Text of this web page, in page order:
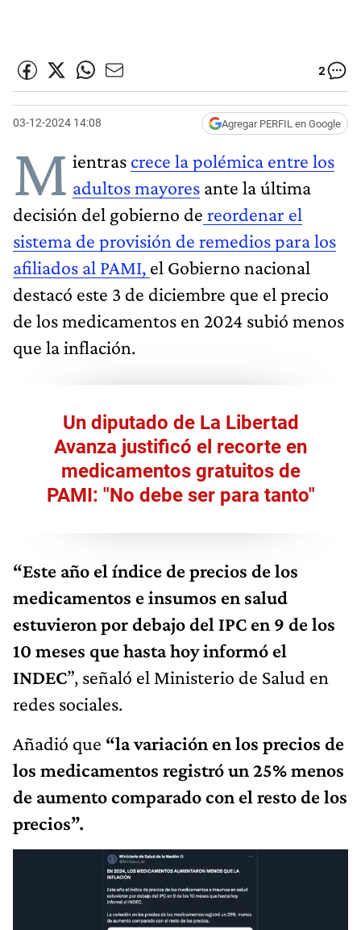
2
03-12-2024 14:08 Agregar PERFIL en Google
M ientras crece la polémica entre los
adultos mayores ante la última
decisión del gobierno de reordenar el
sistema de provisión de remedios para los
afiliados al PAMI, el Gobierno nacional
destacó este 3 de diciembre que el precio
de los medicamentos en 2024 subió menos
que la inflación.
Un diputado de La Libertad
Avanza justificó el recorte en
medicamentos gratuitos de
PAMI: "No debe ser para tanto"
“Este año el índice de precios de los
medicamentos e insumos en salud
estuvieron por debajo del IPC en 9 de los
10 meses que hasta hoy informó el
INDEC”, señaló el Ministerio de Salud en
redes sociales.
Añadió que “la variación en los precios de
los medicamentos registró un 25% menos
de aumento comparado con el resto de los
precios”.